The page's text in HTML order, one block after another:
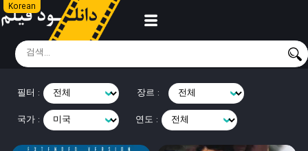
Korean
필터 :
장르 :
국가 :
연도 :